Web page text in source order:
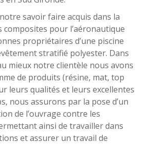
savoir faire acquis dans la
composites pour l’aéronautique
propriétaires d’une piscine
stratifié polyester. Dans
mieux notre clientèle nous avons
de produits (résine, mat, top
leurs qualités et leurs excellentes
nous assurons par la pose d’un
de l’ouvrage contre les
ainsi de travailler dans
et assurer un travail de